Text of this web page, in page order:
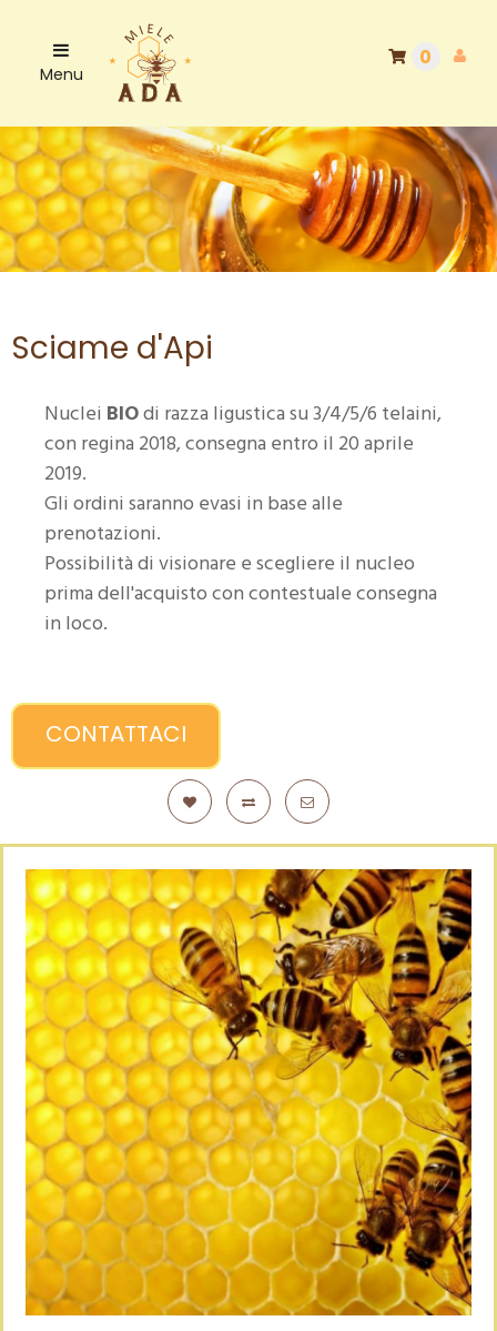
Menu
0
Sciame d'Api
Nuclei BIOdi razza ligustica su 3/4/5/6 telaini,
con regina 2018, consegna entro il 20 aprile
2019.
Gli ordini saranno evasi in base alle
prenotazioni.
Possibilità di visionare e scegliere il nucleo
prima dell'acquisto con contestuale consegna
in loco.
CONTATTACI